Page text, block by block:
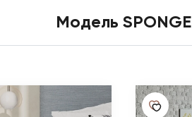
Модель SPONGE